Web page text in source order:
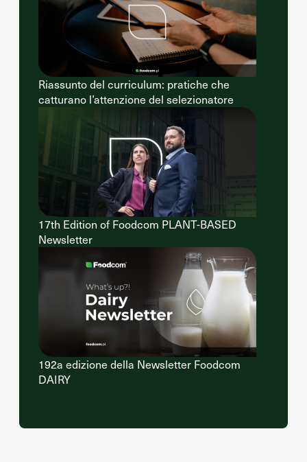
Riassunto del curriculum: pratiche che
catturano l’attenzione del selezionatore
17th Edition of Foodcom PLANT-BASED
Newsletter
192a edizione della Newsletter Foodcom
DAIRY